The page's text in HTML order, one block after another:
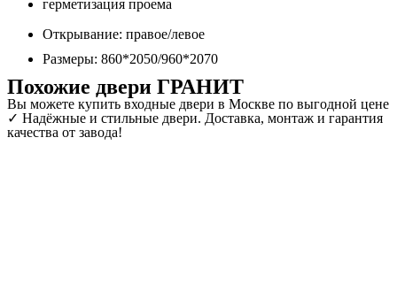
герметизация проема
Открывание: правое/левое
Размеры: 860*2050/960*2070
Похожие двери ГРАНИТ
Вы можете купить входные двери в Москве по выгодной цене
✓ Надёжные и стильные двери. Доставка, монтаж и гарантия
качества от завода!